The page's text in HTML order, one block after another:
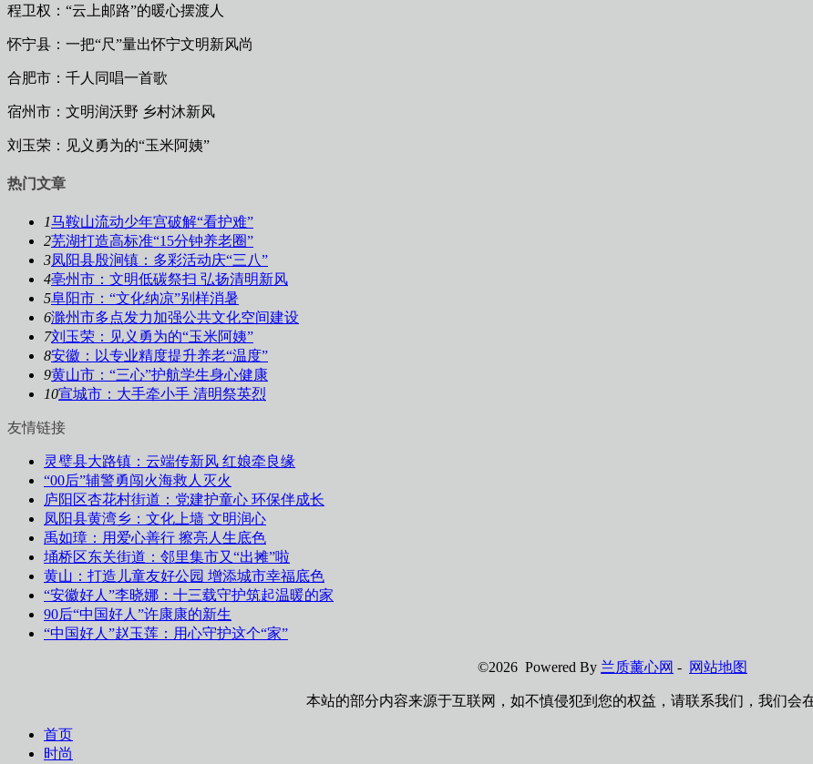
程卫权：“云上邮路”的暖心摆渡人
怀宁县：一把“尺”量出怀宁文明新风尚
合肥市：千人同唱一首歌
宿州市：文明润沃野 乡村沐新风
刘玉荣：见义勇为的“玉米阿姨”
热门文章
1马鞍山流动少年宫破解“看护难”
2芜湖打造高标准“15分钟养老圈”
3凤阳县殷涧镇：多彩活动庆“三八”
4亳州市：文明低碳祭扫 弘扬清明新风
5阜阳市：“文化纳凉”别样消暑
6滁州市多点发力加强公共文化空间建设
7刘玉荣：见义勇为的“玉米阿姨”
8安徽：以专业精度提升养老“温度”
9黄山市：“三心”护航学生身心健康
10宣城市：大手牵小手 清明祭英烈
友情链接
灵璧县大路镇：云端传新风 红娘牵良缘
“00后”辅警勇闯火海救人灭火
庐阳区杏花村街道：党建护童心 环保伴成长
凤阳县黄湾乡：文化上墙 文明润心
禹如璋：用爱心善行 擦亮人生底色
埇桥区东关街道：邻里集市又“出摊”啦
黄山：打造儿童友好公园 增添城市幸福底色
“安徽好人”李晓娜：十三载守护筑起温暖的家
90后“中国好人”许康康的新生
“中国好人”赵玉莲：用心守护这个“家”
©2026 Powered By 兰质薰心网 - 网站地图
本站的部分内容来源于互联网，如不慎侵犯到您的权益，请联系我们，我们会
首页
时尚